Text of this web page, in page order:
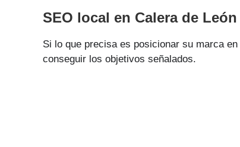
SEO local en Calera de León
Si lo que precisa es posicionar su marca
conseguir los objetivos señalados.